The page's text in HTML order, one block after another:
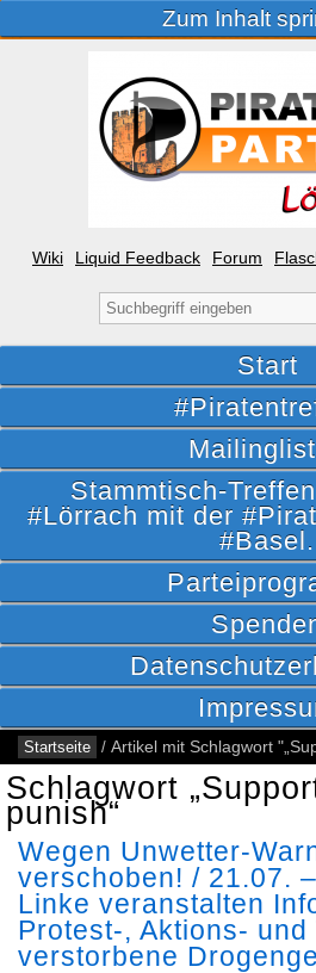
Zum Inhalt
Wiki Liquid Feedback Forum
Suche
nach:
Start
Stammtisch-
#Lörrach mit der
#Basel.
Startseite / Artikel mit Schlagwort
Schlagwort
punish“
Wegen Unwetter-
verschoben! / 21.07.
Linke veranstalten
Protest-, Aktions-
verstorbene